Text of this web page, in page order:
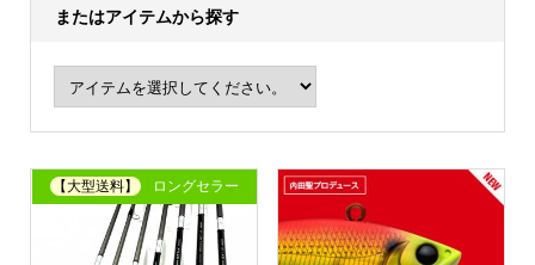
またはアイテムから探す
【大型送料】 ロングセラー